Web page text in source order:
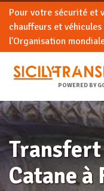
Pour votre sécurité et
chauffeurs et
l'Organisation
POWERED BY
Transfert
Catane à